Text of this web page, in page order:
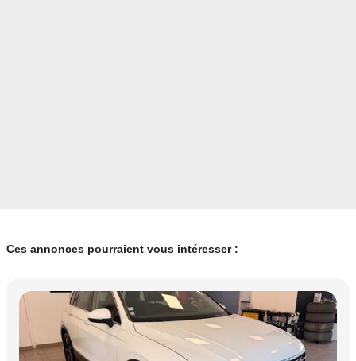
Ces annonces pourraient vous intéresser :